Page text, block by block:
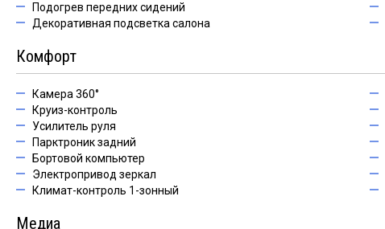
Подогрев передних сидений
Декоративная подсветка салона
Комфорт
Камера 360°
Круиз-контроль
Усилитель руля
Парктроник задний
Бортовой компьютер
Электропривод зеркал
Климат-контроль 1-зонный
Медиа